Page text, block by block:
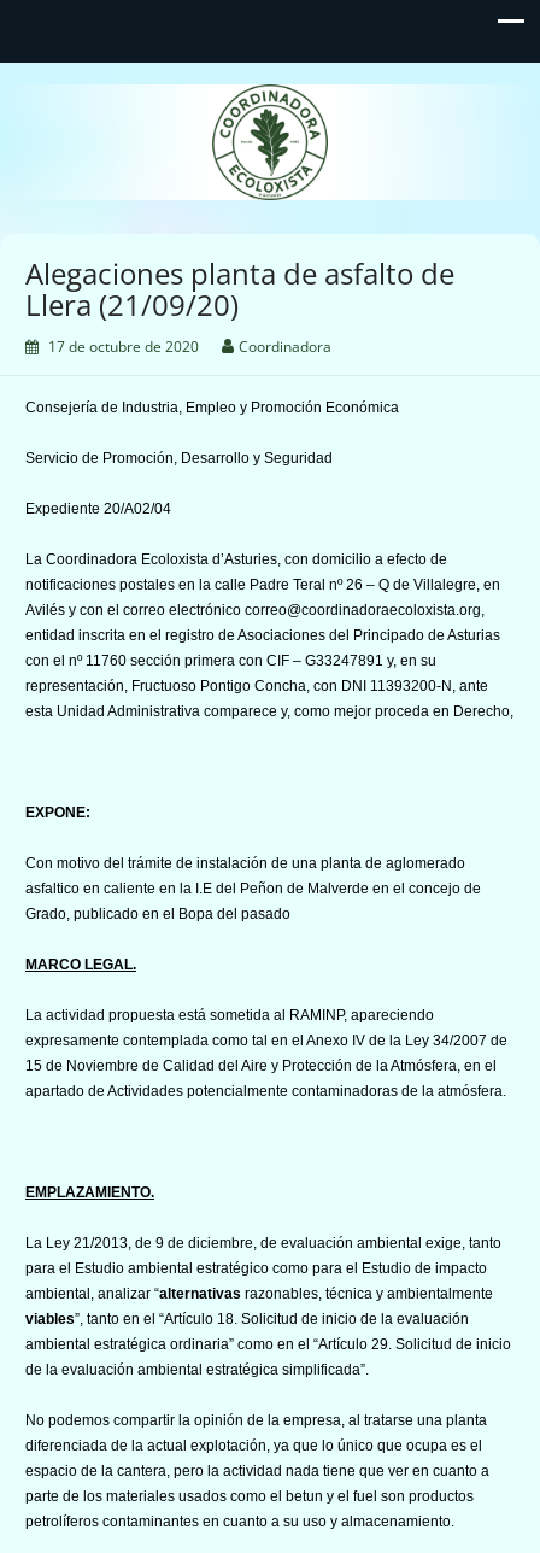
Coordinadora Ecoloxista
d'Asturies
Alegaciones planta de asfalto de
Llera (21/09/20)
17 de octubre de 2020 Coordinadora
Consejería de Industria, Empleo y Promoción Económica
Servicio de Promoción, Desarrollo y Seguridad
Expediente 20/A02/04
La Coordinadora Ecoloxista d’Asturies, con domicilio a efecto de
notificaciones postales en la calle Padre Teral nº 26 – Q de Villalegre, en
Avilés y con el correo electrónico correo@coordinadoraecoloxista.org,
entidad inscrita en el registro de Asociaciones del Principado de Asturias
con el nº 11760 sección primera con CIF – G33247891 y, en su
representación, Fructuoso Pontigo Concha, con DNI 11393200-N, ante
esta Unidad Administrativa comparece y, como mejor proceda en Derecho,
EXPONE:
Con motivo del trámite de instalación de una planta de aglomerado
asfaltico en caliente en la I.E del Peñon de Malverde en el concejo de
Grado, publicado en el Bopa del pasado
MARCO LEGAL.
La actividad propuesta está sometida al RAMINP, apareciendo
expresamente contemplada como tal en el Anexo IV de la Ley 34/2007 de
15 de Noviembre de Calidad del Aire y Protección de la Atmósfera, en el
apartado de Actividades potencialmente contaminadoras de la atmósfera.
EMPLAZAMIENTO.
La Ley 21/2013, de 9 de diciembre, de evaluación ambiental exige, tanto
para el Estudio ambiental estratégico como para el Estudio de impacto
ambiental, analizar “alternativas razonables, técnica y ambientalmente
viables”, tanto en el “Artículo 18. Solicitud de inicio de la evaluación
ambiental estratégica ordinaria” como en el “Artículo 29. Solicitud de inicio
de la evaluación ambiental estratégica simplificada”.
No podemos compartir la opinión de la empresa, al tratarse una planta
diferenciada de la actual explotación, ya que lo único que ocupa es el
espacio de la cantera, pero la actividad nada tiene que ver en cuanto a
parte de los materiales usados como el betun y el fuel son productos
petrolíferos contaminantes en cuanto a su uso y almacenamiento.